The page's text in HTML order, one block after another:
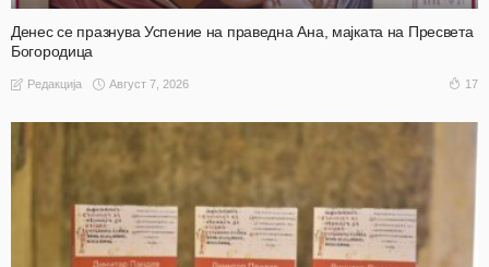
Денес се празнува Успение на праведна Ана, мајката на Пресвета
Богородица
Редакција Август 7, 2026 17